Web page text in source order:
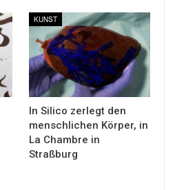
KUNST
In Silico zerlegt den
menschlichen Körper, in
La Chambre in
Straßburg